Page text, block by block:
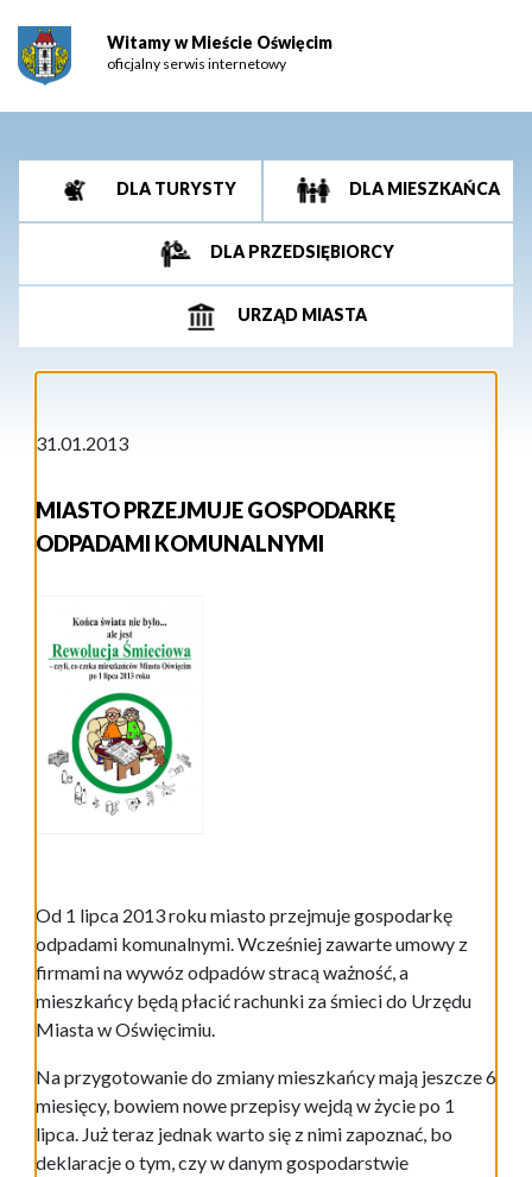
Witamy w Mieście Oświęcim
oficjalny serwis internetowy
DLA TURYSTY DLA MIESZKAŃCA
DLA PRZEDSIĘBIORCY
URZĄD MIASTA
31.01.2013
MIASTO PRZEJMUJE GOSPODARKĘ
ODPADAMI KOMUNALNYMI
Od 1 lipca 2013 roku miasto przejmuje gospodarkę
odpadami komunalnymi. Wcześniej zawarte umowy z
firmami na wywóz odpadów stracą ważność, a
mieszkańcy będą płacić rachunki za śmieci do Urzędu
Miasta w Oświęcimiu.
Na przygotowanie do zmiany mieszkańcy mają jeszcze 6
miesięcy, bowiem nowe przepisy wejdą w życie po 1
lipca. Już teraz jednak warto się z nimi zapoznać, bo
deklaracje o tym, czy w danym gospodarstwie